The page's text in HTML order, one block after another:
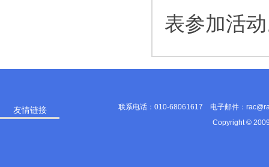
表参加活
友情链接
联系电话：010-68061617 电子邮件：
Copyright ©